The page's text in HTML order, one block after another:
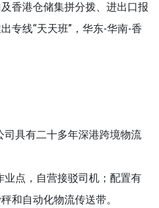
香港仓储集拼分拨、进出口报
专线“天天班”，华东-华南-香
司具有二十多年深港跨境物流
业点，自营接驳司机；配置有
和自动化物流传送带。